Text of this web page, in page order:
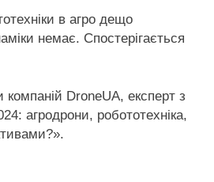
в агро дещо
немає. Спостерігається
компаній DroneUA, експерт з
агродрони, робототехніка,